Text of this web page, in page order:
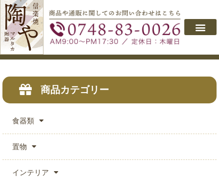
商品カテゴリー
食器類
置物
インテリア